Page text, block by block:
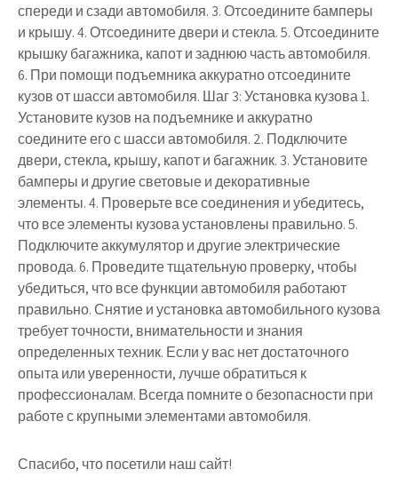
спереди и сзади автомобиля. 3. Отсоедините бамперы
и крышу. 4. Отсоедините двери и стекла. 5. Отсоедините
крышку багажника, капот и заднюю часть автомобиля.
6. При помощи подъемника аккуратно отсоедините
кузов от шасси автомобиля. Шаг 3: Установка кузова 1.
Установите кузов на подъемнике и аккуратно
соедините его с шасси автомобиля. 2. Подключите
двери, стекла, крышу, капот и багажник. 3. Установите
бамперы и другие световые и декоративные
элементы. 4. Проверьте все соединения и убедитесь,
что все элементы кузова установлены правильно. 5.
Подключите аккумулятор и другие электрические
провода. 6. Проведите тщательную проверку, чтобы
убедиться, что все функции автомобиля работают
правильно. Снятие и установка автомобильного кузова
требует точности, внимательности и знания
определенных техник. Если у вас нет достаточного
опыта или уверенности, лучше обратиться к
профессионалам. Всегда помните о безопасности при
работе с крупными элементами автомобиля.
Спасибо, что посетили наш сайт!